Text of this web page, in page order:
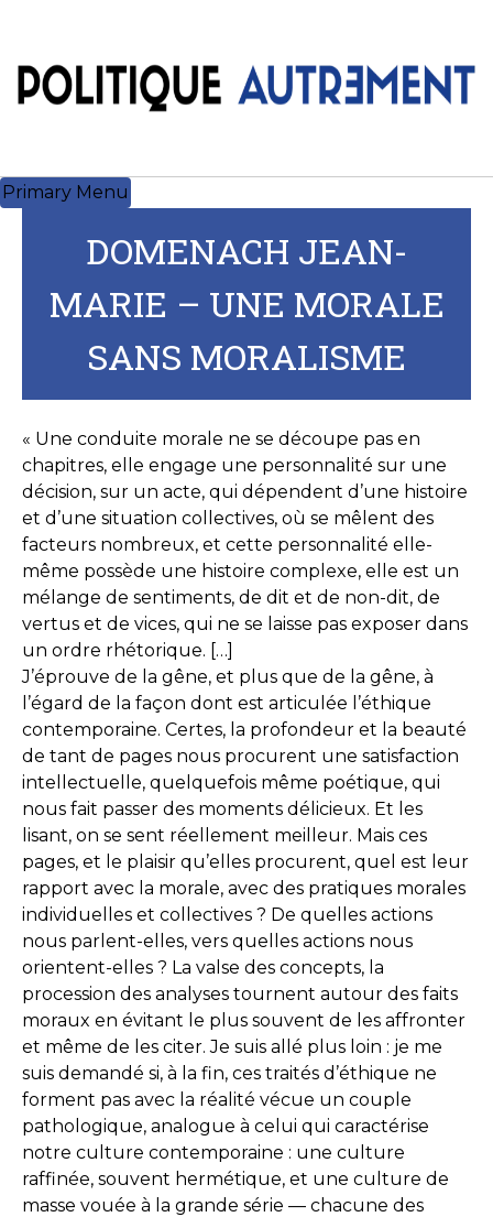
content
Primary Menu
DOMENACH JEAN-
MARIE – UNE MORALE
SANS MORALISME
« Une conduite morale ne se découpe pas en
chapitres, elle engage une personnalité sur une
décision, sur un acte, qui dépendent d’une histoire
et d’une situation collectives, où se mêlent des
facteurs nombreux, et cette personnalité elle-
même possède une histoire complexe, elle est un
mélange de sentiments, de dit et de non-dit, de
vertus et de vices, qui ne se laisse pas exposer dans
un ordre rhétorique. […]
J’éprouve de la gêne, et plus que de la gêne, à
l’égard de la façon dont est articulée l’éthique
contemporaine. Certes, la profondeur et la beauté
de tant de pages nous procurent une satisfaction
intellectuelle, quelquefois même poétique, qui
nous fait passer des moments délicieux. Et les
lisant, on se sent réellement meilleur. Mais ces
pages, et le plaisir qu’elles procurent, quel est leur
rapport avec la morale, avec des pratiques morales
individuelles et collectives ? De quelles actions
nous parlent-elles, vers quelles actions nous
orientent-elles ? La valse des concepts, la
procession des analyses tournent autour des faits
moraux en évitant le plus souvent de les affronter
et même de les citer. Je suis allé plus loin : je me
suis demandé si, à la fin, ces traités d’éthique ne
forment pas avec la réalité vécue un couple
pathologique, analogue à celui qui caractérise
notre culture contemporaine : une culture
raffinée, souvent hermétique, et une culture de
masse vouée à la grande série — chacune des